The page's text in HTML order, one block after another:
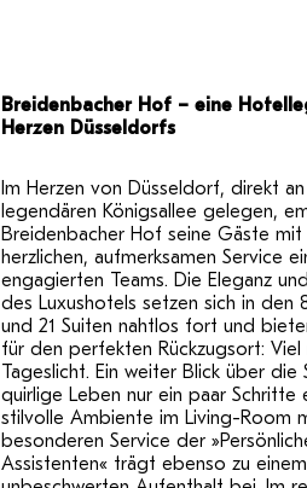
Breidenbacher Hof – eine
Herzen Düsseldorfs
Im Herzen von Düsseldorf, direkt
legendären Königsallee gelegen,
Breidenbacher Hof seine Gäste
herzlichen, aufmerksamen Service
engagierten Teams. Die Eleganz
des Luxushotels setzen sich in den
und 21 Suiten nahtlos fort und
für den perfekten Rückzugsort: Viel
Tageslicht. Ein weiter Blick über die
quirlige Leben nur ein paar Schritte
stilvolle Ambiente im Living-Room
besonderen Service der
Assistenten« trägt ebenso zu einem